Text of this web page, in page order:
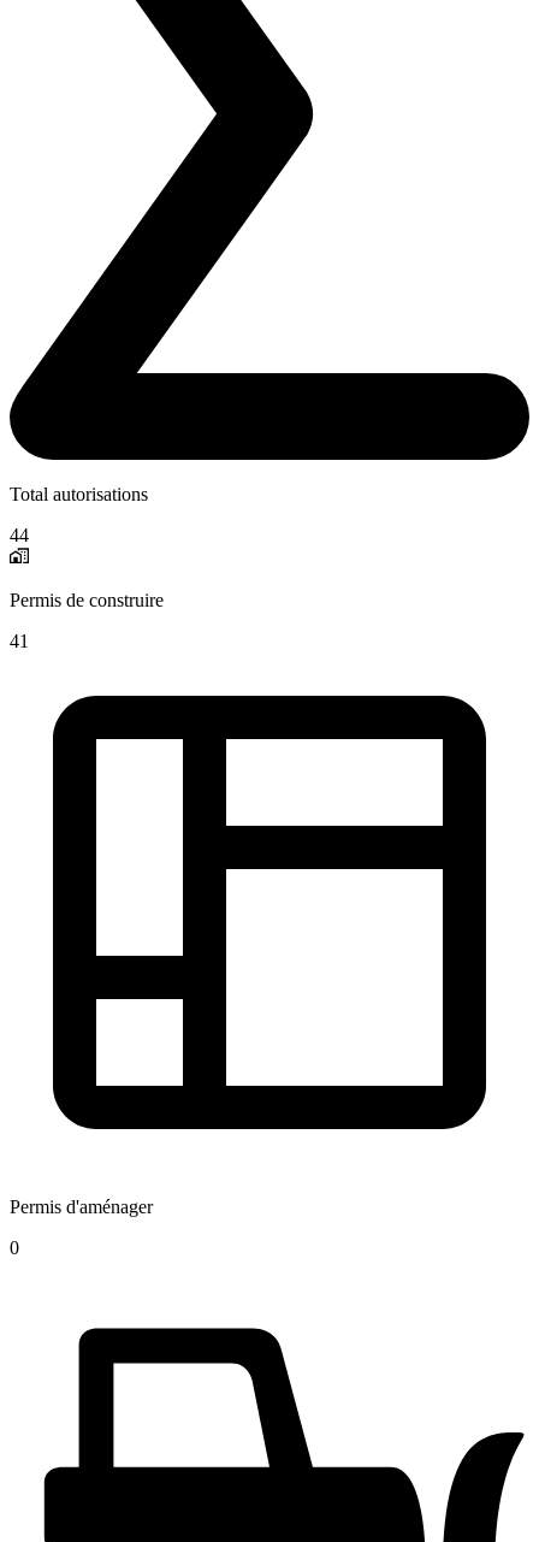
Total autorisations
44
Permis de construire
41
Permis d'aménager
0